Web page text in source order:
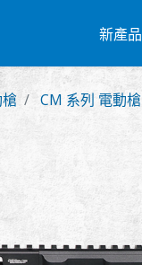
新產品
CM 系列 電動槍